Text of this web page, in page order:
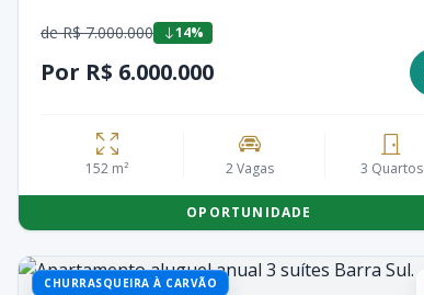
de R$ 7.000.000 14%
Por R$ 6.000.000
152 m² 2 Vagas 3 Quartos
OPORTUNIDADE
CHURRASQUEIRA À CARVÃO